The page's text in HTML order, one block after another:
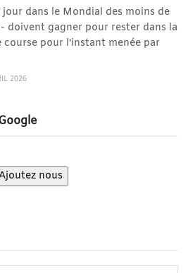
jour dans le Mondial des moins de
doivent gagner pour rester dans la
course pour l'instant menée par
2026
nous